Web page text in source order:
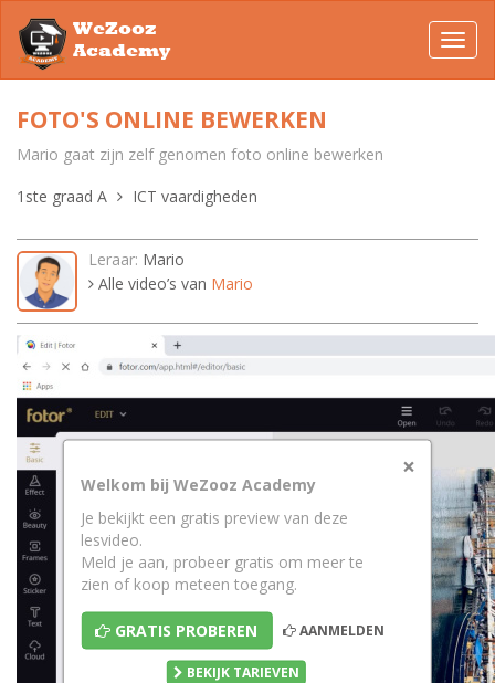
WeZooz
Academy
FOTO'S ONLINE BEWERKEN
Mario gaat zijn zelf genomen foto online bewerken
1ste graad A
ICT vaardigheden
Leraar: Mario
Alle video’s van Mario
×
Welkom bij WeZooz Academy
Je bekijkt een gratis preview van deze
lesvideo.
Meld je aan, probeer gratis om meer te
zien of koop meteen toegang.
GRATIS PROBEREN AANMELDEN
BEKIJK TARIEVEN